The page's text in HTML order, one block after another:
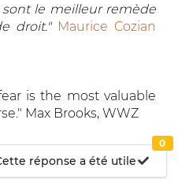
le meilleur remède
droit." Maurice Cozian
is the most valuable
Max Brooks, WWZ
réponse a été utile
0